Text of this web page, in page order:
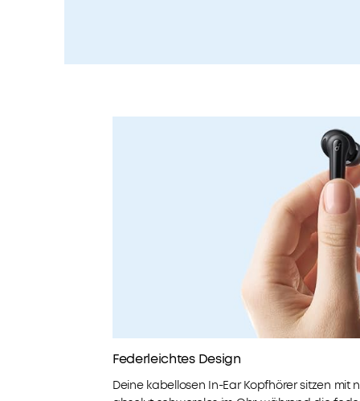
Federleichtes Design
Deine kabellosen In-Ear Kopfhörer sitzen mit